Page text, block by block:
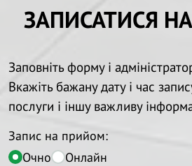
ЗАПИСАТИСЯ
Заповніть форму і
Вкажіть бажану дату і час
послуги і іншу важливу
Запис на прийом:
Очно
Онлайн